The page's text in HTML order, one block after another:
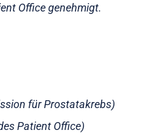
Office genehmigt.
für Prostatakrebs)
Patient Office)